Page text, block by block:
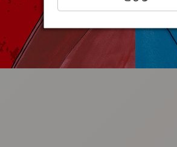
vnqp.lunrzsdszk.vn.oi